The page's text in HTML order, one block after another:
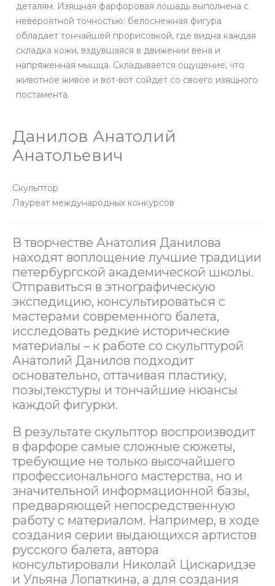
деталям. Изящная фарфоровая лошадь выполнена с
невероятной точностью: белоснежная фигура
обладает тончайшей прорисовкой, где видна каждая
складка кожи, вздувшаяся в движении вена и
напряженная мышца. Складывается ощущение, что
животное живое и вот-вот сойдет со своего изящного
постамента.
Данилов Анатолий
Анатольевич
Скульптор
Лауреат международных конкурсов
В творчестве Анатолия Данилова
находят воплощение лучшие традиции
петербургской академической школы.
Отправиться в этнографическую
экспедицию, консультироваться с
мастерами современного балета,
исследовать редкие исторические
материалы – к работе со скульптурой
Анатолий Данилов подходит
основательно, оттачивая пластику,
позы,текстуры и тончайшие нюансы
каждой фигурки.
В результате скульптор воспроизводит
в фарфоре самые сложные сюжеты,
требующие не только высочайшего
профессионального мастерства, но и
значительной информационной базы,
предваряющей непосредственную
работу с материалом. Например, в ходе
создания серии выдающихся артистов
русского балета, автора
консультировали Николай Цискаридзе
и Ульяна Лопаткина, а для создания